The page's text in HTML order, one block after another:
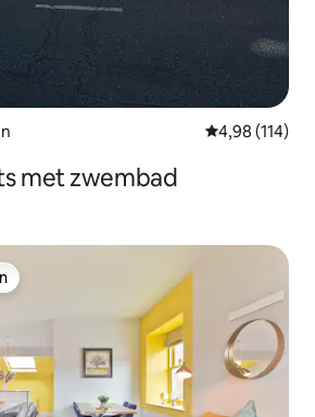
Gemiddelde
4,98 (114)
met zwembad